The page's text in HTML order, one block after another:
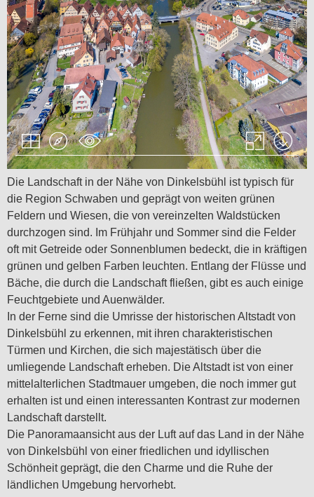
Die Landschaft in der Nähe von Dinkelsbühl ist typisch für
die Region Schwaben und geprägt von weiten grünen
Feldern und Wiesen, die von vereinzelten Waldstücken
durchzogen sind. Im Frühjahr und Sommer sind die Felder
oft mit Getreide oder Sonnenblumen bedeckt, die in kräftigen
grünen und gelben Farben leuchten. Entlang der Flüsse und
Bäche, die durch die Landschaft fließen, gibt es auch einige
Feuchtgebiete und Auenwälder.
In der Ferne sind die Umrisse der historischen Altstadt von
Dinkelsbühl zu erkennen, mit ihren charakteristischen
Türmen und Kirchen, die sich majestätisch über die
umliegende Landschaft erheben. Die Altstadt ist von einer
mittelalterlichen Stadtmauer umgeben, die noch immer gut
erhalten ist und einen interessanten Kontrast zur modernen
Landschaft darstellt.
Die Panoramaansicht aus der Luft auf das Land in der Nähe
von Dinkelsbühl von einer friedlichen und idyllischen
Schönheit geprägt, die den Charme und die Ruhe der
ländlichen Umgebung hervorhebt.